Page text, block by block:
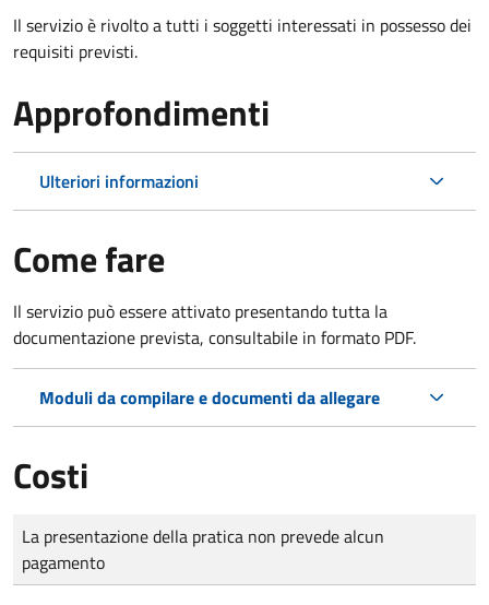
Il servizio è rivolto a tutti i soggetti interessati in possesso dei
requisiti previsti.
Approfondimenti
Ulteriori informazioni
Come fare
Il servizio può essere attivato presentando tutta la
documentazione prevista, consultabile in formato PDF.
Moduli da compilare e documenti da allegare
Costi
Tipo di pagamento
Importo
La presentazione della pratica non prevede alcun
pagamento